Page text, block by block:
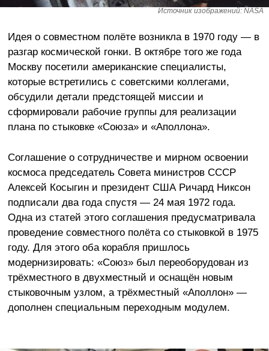
Источник изображений: NASA
Идея о совместном полёте возникла в 1970 году — в
разгар космической гонки. В октябре того же года
Москву посетили американские специалисты,
которые встретились с советскими коллегами,
обсудили детали предстоящей миссии и
сформировали рабочие группы для реализации
плана по стыковке «Союза» и «Аполлона».
Соглашение о сотрудничестве и мирном освоении
космоса председатель Совета министров СССР
Алексей Косыгин и президент США Ричард Никсон
подписали два года спустя — 24 мая 1972 года.
Одна из статей этого соглашения предусматривала
проведение совместного полёта со стыковкой в 1975
году. Для этого оба корабля пришлось
модернизировать: «Союз» был переоборудован из
трёхместного в двухместный и оснащён новым
стыковочным узлом, а трёхместный «Аполлон» —
дополнен специальным переходным модулем.